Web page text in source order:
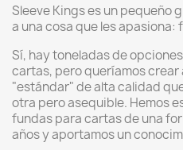
Sleeve Kings es un pequeño
a una cosa que les
Sí, hay toneladas de
cartas, pero queríamos crear
"estándar" de alta calidad
otra pero asequible. Hemos
fundas para cartas de una
años y aportamos un